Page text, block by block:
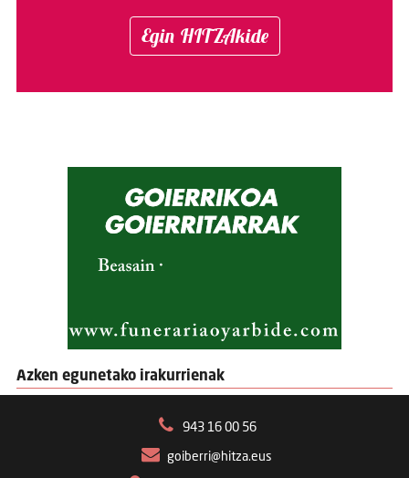
Egin HITZAkide
Azken egunetako irakurrienak
943 16 00 56
goiberri@hitza.eus